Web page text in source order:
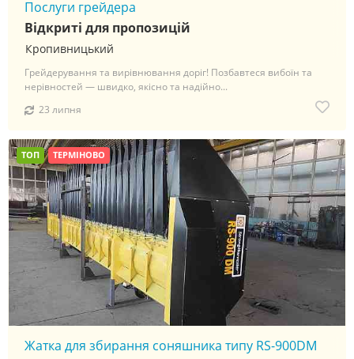
Послуги грейдера
Кропивницький
Відкриті для пропозицій
Грейдерування та вирівнювання доріг! Позбавтеся вибоїн та
нерівностей — швидко, якісно та надійно...
23 липня
ТОП ТЕРМІНОВО
Жатка для збирання соняшника типу RS-900DM